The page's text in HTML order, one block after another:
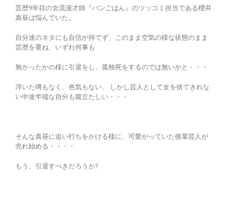
芸歴9年目の女流漫才師『パンごはん』のツッコミ担当である櫻井
真昼は悩んでいた。
自分達のネタにも自信が持てず、このまま空気の様な状態のまま
芸歴を重ね、いずれ何事も
無かったかの様に引退をし、孤独死をするのでは無いかと・・・
浮いた噂もなく、色気もない、 しかし芸人として女を捨てきれな
い中途半端な自分も腹立たしい・・・
そんな真昼に追い打ちをかける様に、可愛がっていた後輩芸人が
売れ始める・・・・
もう、引退すべきだろうか?